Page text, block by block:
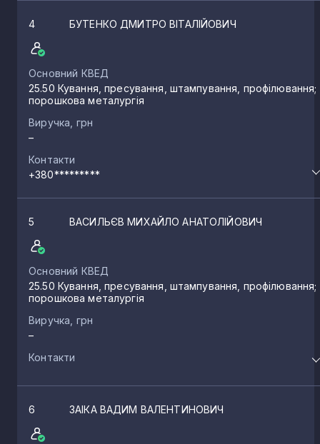
4 БУТЕНКО ДМИТРО ВІТАЛІЙОВИЧ
Основний КВЕД
25.50 Кування, пресування, штампування, профілювання;
порошкова металургія
Виручка, грн
–
Контакти
+380*********
5 ВАСИЛЬЄВ МИХАЙЛО АНАТОЛІЙОВИЧ
Основний КВЕД
25.50 Кування, пресування, штампування, профілювання;
порошкова металургія
Виручка, грн
–
Контакти
6 ЗАІКА ВАДИМ ВАЛЕНТИНОВИЧ